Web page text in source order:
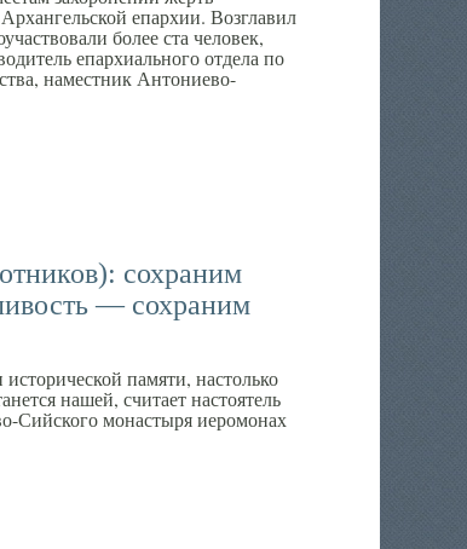
епархии. Возглавил
более ста человек,
епархиального отдела по
наместник Антониево-
сохраним
— сохраним
памяти, настолько
нашей, считает настоятель
Сийского монастыря иеромонах